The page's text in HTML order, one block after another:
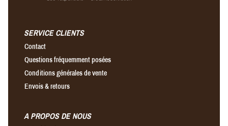
SERVICE CLIENTS
Contact
Questions fréquemment posées
Conditions générales de vente
Envois & retours
A PROPOS DE NOUS